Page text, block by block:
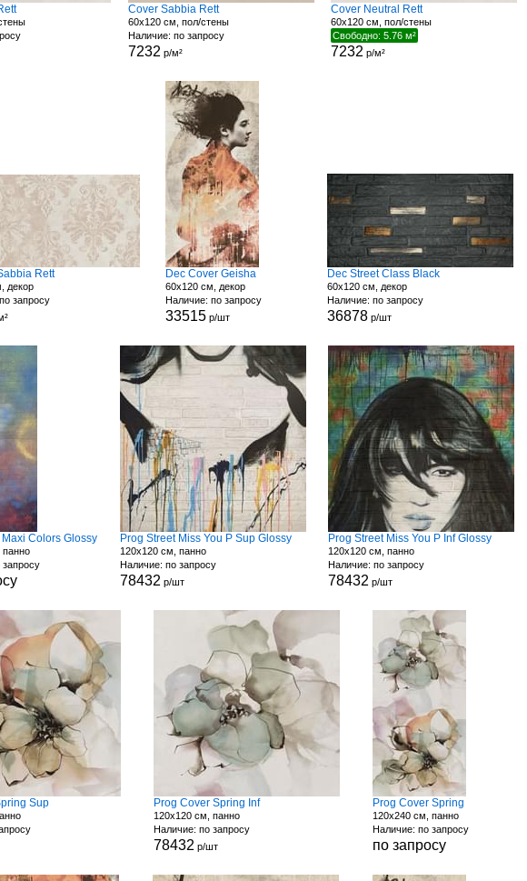
Cover Sabbia Rett
60x120 см, пол/стены
Наличие: по запросу
7232 р/м²
Cover Neutral Rett
60x120 см, пол/стены
Свободно: 5.76 м²
7232 р/м²
Rett
декор
запросу
Dec Cover Geisha
60x120 см, декор
Наличие: по запросу
33515р/шт
Dec Street Class Black
60x120 см, декор
Наличие: по запросу
36878р/шт
Maxi Colors Glossy
панно
Prog Street Miss You P Sup Glossy
120x120 см, панно
Наличие: по запросу
78432 р/шт
Prog Street Miss You P Inf Glossy
120x120 см, панно
Наличие: по запросу
78432 р/шт
Sup Prog Cover Spring Inf
120x120 см, панно
Наличие: по запросу
78432 р/шт
Prog Cover Spring
120x240 см, панно
Наличие: по запросу
по запросу